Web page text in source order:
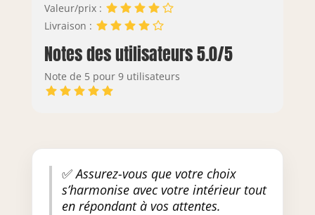
Valeur/prix :
Livraison :
Notes des utilisateurs 5.0/5
Note de 5 pour 9 utilisateurs
✅Assurez-vous que votre choix
s’harmonise avec votre intérieur tout
en répondant à vos attentes.